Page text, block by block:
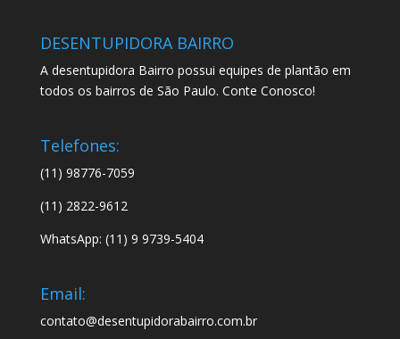
DESENTUPIDORA BAIRRO
A desentupidora Bairro possui equipes de plantão em
todos os bairros de São Paulo. Conte Conosco!
Telefones:
(11) 98776-7059
(11) 2822-9612
WhatsApp: (11) 9 9739-5404
Email:
contato@desentupidorabairro.com.br